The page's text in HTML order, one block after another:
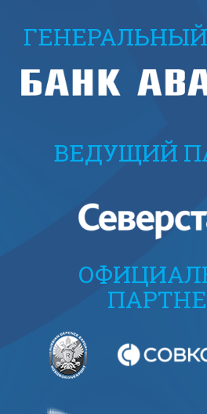
ВЕДУЩИЙ